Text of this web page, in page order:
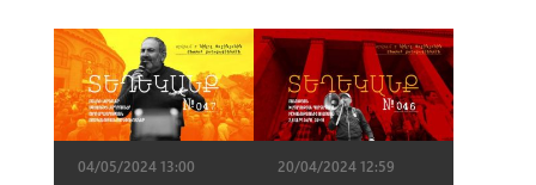
04/05/2024 13:00
20/04/2024 12:59